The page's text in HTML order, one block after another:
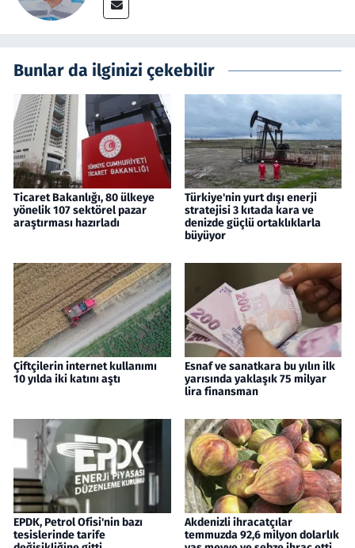
Bunlar da ilginizi çekebilir
Ticaret Bakanlığı, 80 ülkeye
yönelik 107 sektörel pazar
araştırması hazırladı
Türkiye'nin yurt dışı enerji
stratejisi 3 kıtada kara ve
denizde güçlü ortaklıklarla
büyüyor
Çiftçilerin internet kullanımı
10 yılda iki katını aştı
Esnaf ve sanatkara bu yılın ilk
yarısında yaklaşık 75 milyar
lira finansman
EPDK, Petrol Ofisi'nin bazı
tesislerinde tarife
Akdenizli ihracatçılar
temmuzda 92,6 milyon dolarlık